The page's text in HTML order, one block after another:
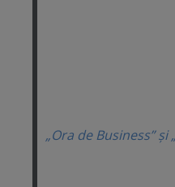
„Ora de Business” şi